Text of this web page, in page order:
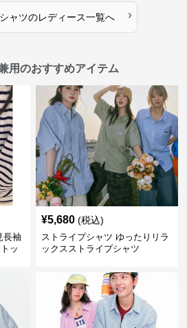
ャツのレディース一覧へ ›
用のおすすめアイテム
長袖
ッ
¥5,680 (税込)
ストライプシャツ ゆったりリラ
ックスストライプシャツ